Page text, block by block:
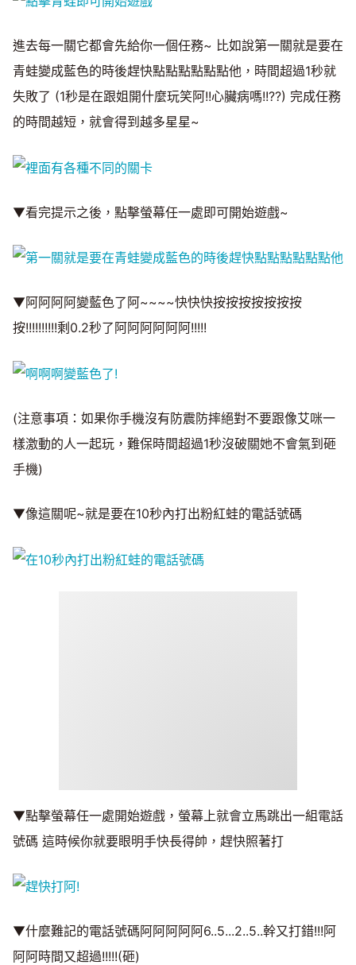
進去每一關它都會先給你一個任務~ 比如說第一關就是要在
青蛙變成藍色的時後趕快點點點點點點他，時間超過1秒就
失敗了 (1秒是在跟姐開什麼玩笑阿!!心臟病嗎!!??) 完成任務
的時間越短，就會得到越多星星~
▼看完提示之後，點擊螢幕任一處即可開始遊戲~
▼阿阿阿阿變藍色了阿~~~~快快快按按按按按按按
按!!!!!!!!!!剩0.2秒了阿阿阿阿阿阿!!!!!
(注意事項：如果你手機沒有防震防摔絕對不要跟像艾咪一
樣激動的人一起玩，難保時間超過1秒沒破關她不會氣到砸
手機)
▼像這關呢~就是要在10秒內打出粉紅蛙的電話號碼
▼點擊螢幕任一處開始遊戲，螢幕上就會立馬跳出一組電話
號碼 這時候你就要眼明手快長得帥，趕快照著打
▼什麼難記的電話號碼阿阿阿阿阿6..5...2..5..幹又打錯!!!阿
阿阿時間又超過!!!!!(砸)